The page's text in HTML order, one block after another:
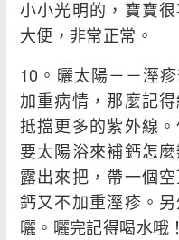
小小光明的，寶寶
大便，非常正常。
10。曬太陽－－溼
加重病情，那麼記
抵擋更多的紫外線
要太陽浴來補鈣怎
露出來把，帶一個
鈣又不加重溼疹。
曬。曬完記得喝水哦！